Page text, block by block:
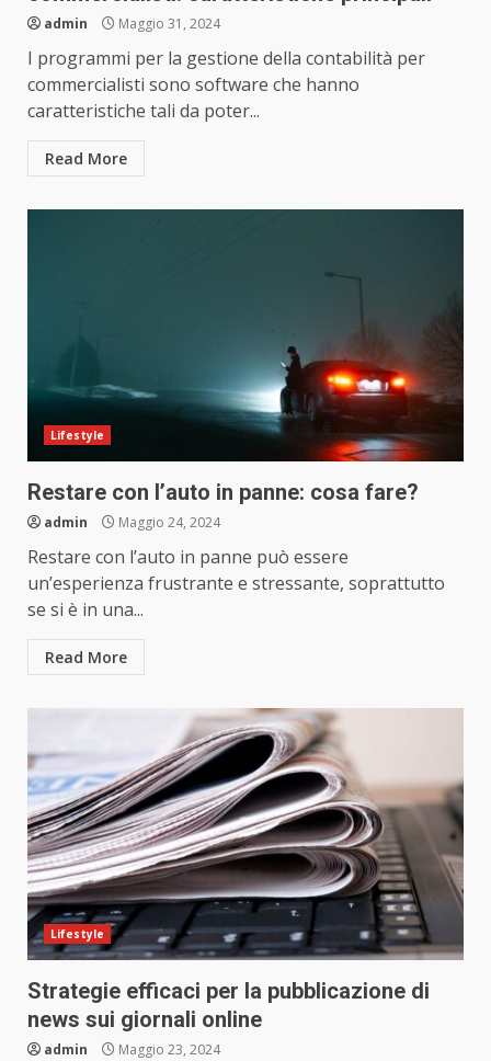
admin Maggio 31, 2024
I programmi per la gestione della contabilità per
commercialisti sono software che hanno
caratteristiche tali da poter...
Read More
Lifestyle
Restare con l’auto in panne: cosa fare?
admin Maggio 24, 2024
Restare con l’auto in panne può essere
un’esperienza frustrante e stressante, soprattutto
se si è in una...
Read More
Lifestyle
Strategie efficaci per la pubblicazione di
news sui giornali online
admin Maggio 23, 2024